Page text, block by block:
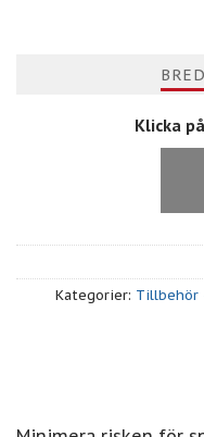
Klicka
Kategorier: Tillbehör